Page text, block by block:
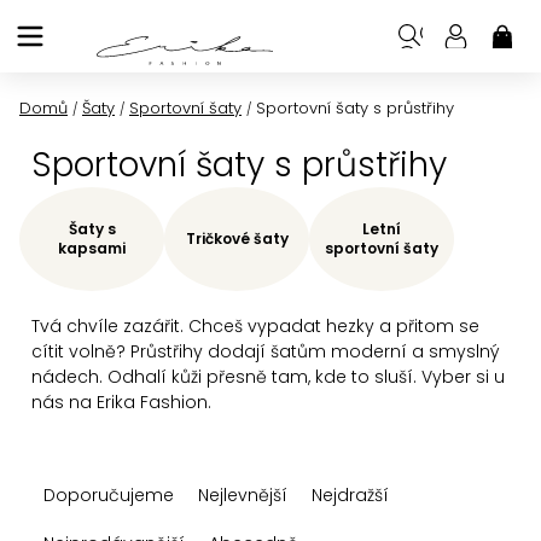
na
Domů / Šaty / Sportovní šaty / Sportovní šaty s průstřihy
Sportovní šaty s průstřihy
Tvá chvíle zazářit. Chceš vypadat hezky a přitom se
cítit volně? Průstřihy dodají šatům moderní a smyslný
nádech. Odhalí kůži přesně tam, kde to sluší. Vyber si u
nás na Erika Fashion.
Šaty s
kapsami
Tričkové šaty
Letní
sportovní šaty
aDoporučujeme Nejlevnější
Nejdražší